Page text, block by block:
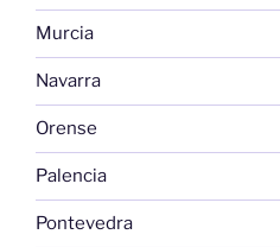
Murcia
Navarra
Orense
Palencia
Pontevedra